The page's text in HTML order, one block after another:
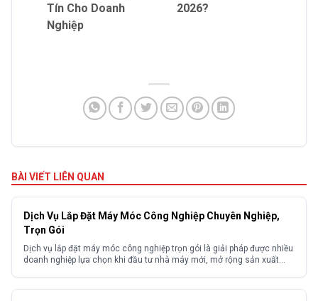
Tín Cho Doanh
Nghiệp
2026?
BÀI VIẾT LIÊN QUAN
Dịch Vụ Lắp Đặt Máy Móc Công Nghiệp Chuyên Nghiệp,
Trọn Gói
Dịch vụ lắp đặt máy móc công nghiệp trọn gói là giải pháp được nhiều
doanh nghiệp lựa chọn khi đầu tư nhà máy mới, mở rộng sản xuất